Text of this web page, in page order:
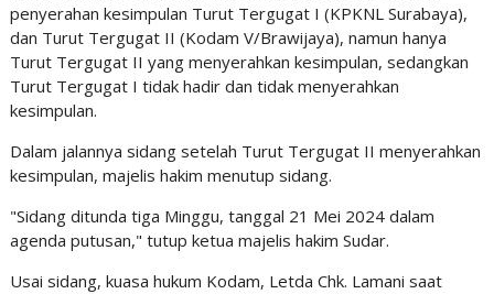
penyerahan kesimpulan Turut Tergugat I (KPKNL Surabaya),
dan Turut Tergugat II (Kodam V/Brawijaya), namun hanya
Turut Tergugat II yang menyerahkan kesimpulan, sedangkan
Turut Tergugat I tidak hadir dan tidak menyerahkan
kesimpulan.
Dalam jalannya sidang setelah Turut Tergugat II menyerahkan
kesimpulan, majelis hakim menutup sidang.
"Sidang ditunda tiga Minggu, tanggal 21 Mei 2024 dalam
agenda putusan," tutup ketua majelis hakim Sudar.
Usai sidang, kuasa hukum Kodam, Letda Chk. Lamani saat